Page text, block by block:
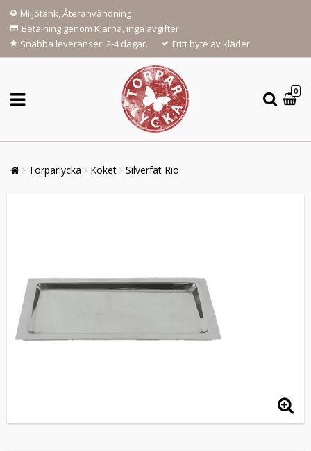
Miljötänk, Återanvändning
Betalning genom Klarna, inga avgifter.
Snabba leveranser. 2-4 dagar.
Fritt byte av kläder
0
Torparlycka Köket Silverfat Rio